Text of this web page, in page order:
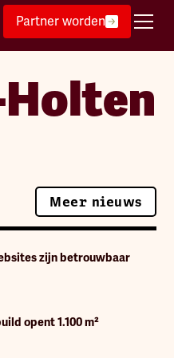
Partner worden
Meer nieuws
Meer nieuws
zijn betrouwbaar
m²